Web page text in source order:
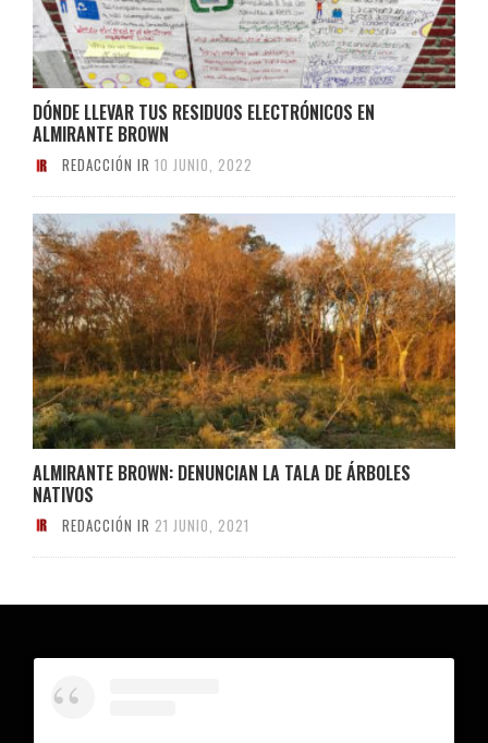
DÓNDE LLEVAR TUS RESIDUOS ELECTRÓNICOS EN
ALMIRANTE BROWN
REDACCIÓN IR 10 JUNIO, 2022
ALMIRANTE BROWN: DENUNCIAN LA TALA DE ÁRBOLES
NATIVOS
REDACCIÓN IR 21 JUNIO, 2021